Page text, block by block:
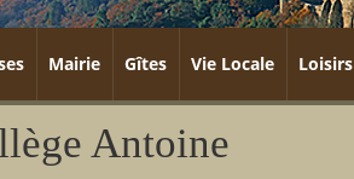
Mairie Gîtes Vie Locale Loisirs
Antoine